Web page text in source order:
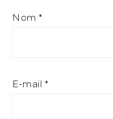
Nom *
E-mail *